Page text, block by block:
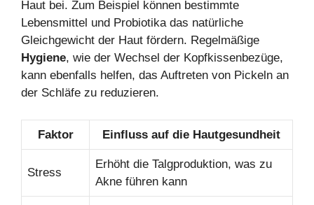
Haut bei. Zum Beispiel können bestimmte
Lebensmittel und Probiotika das natürliche
Gleichgewicht der Haut fördern. Regelmäßige
Hygiene, wie der Wechsel der Kopfkissenbezüge,
kann ebenfalls helfen, das Auftreten von Pickeln an
der Schläfe zu reduzieren.
Faktor Einfluss auf die Hautgesundheit
Stress
Erhöht die Talgproduktion, was zu
Akne führen kann